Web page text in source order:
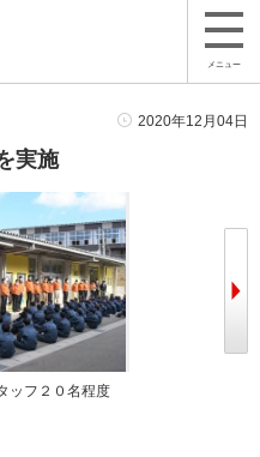
メニュー
2020年12月04日
実施
ッフ２０名程度